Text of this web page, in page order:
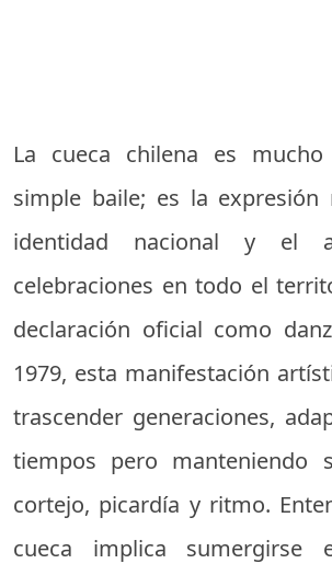
La cueca chilena es
simple baile; es la
identidad nacional y el
celebraciones en todo el
declaración oficial como
1979, esta manifestación
trascender generaciones,
tiempos pero manteniendo
cortejo, picardía y ritmo.
cueca implica sumergirse